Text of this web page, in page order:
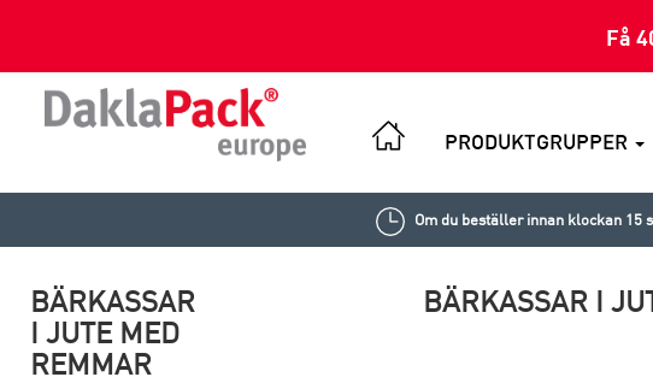
Få
PRODUKTGRUPPER
Om du beställer innan klockan 15
BÄRKASSAR
I JUTE MED
REMMAR
BÄRKASSAR I